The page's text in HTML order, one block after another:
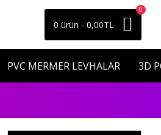
0 ürün - 0,00TL
0
PVC MERMER LEVHALAR 3D